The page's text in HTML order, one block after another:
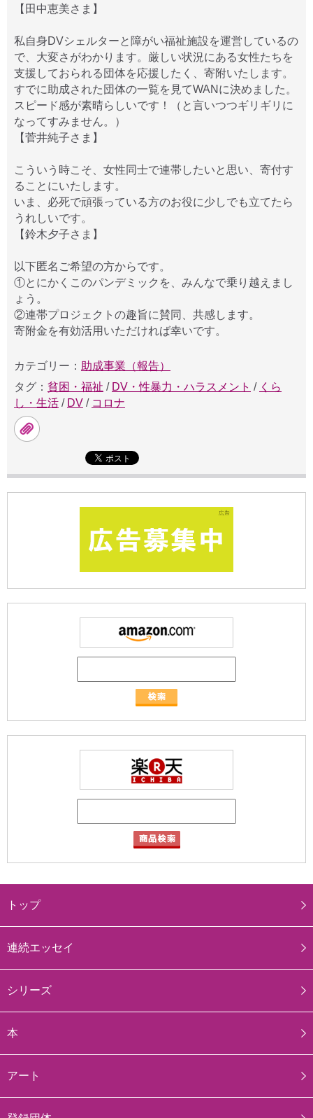
【田中恵美さま】
私自身DVシェルターと障がい福祉施設を運営しているの
で、大変さがわかります。厳しい状況にある女性たちを
支援しておられる団体を応援したく、寄附いたします。
すでに助成された団体の一覧を見てWANに決めました。
スピード感が素晴らしいです！（と言いつつギリギリに
なってすみません。）
【菅井純子さま】
こういう時こそ、女性同士で連帯したいと思い、寄付す
ることにいたします。
いま、必死で頑張っている方のお役に少しでも立てたら
うれしいです。
【鈴木夕子さま】
以下匿名ご希望の方からです。
①とにかくこのパンデミックを、みんなで乗り越えまし
ょう。
②連帯プロジェクトの趣旨に賛同、共感します。
寄附金を有効活用いただければ幸いです。
カテゴリー： 助成事業（報告）
タグ： 貧困・福祉 / DV・性暴力・ハラスメント / くら
し・生活 / DV / コロナ
トップ
連続エッセイ
シリーズ
本
アート